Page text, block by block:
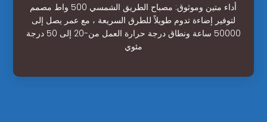
أداء متين وموثوق: مصباح الطريق الشمسي 500 واط مصمم
لتوفير إضاءة تدوم طويلاً للطرق السريعة ، مع عمر يصل إلى
50000 ساعة ونطاق درجة حرارة العمل من-20 إلى 50 درجة
مئوي